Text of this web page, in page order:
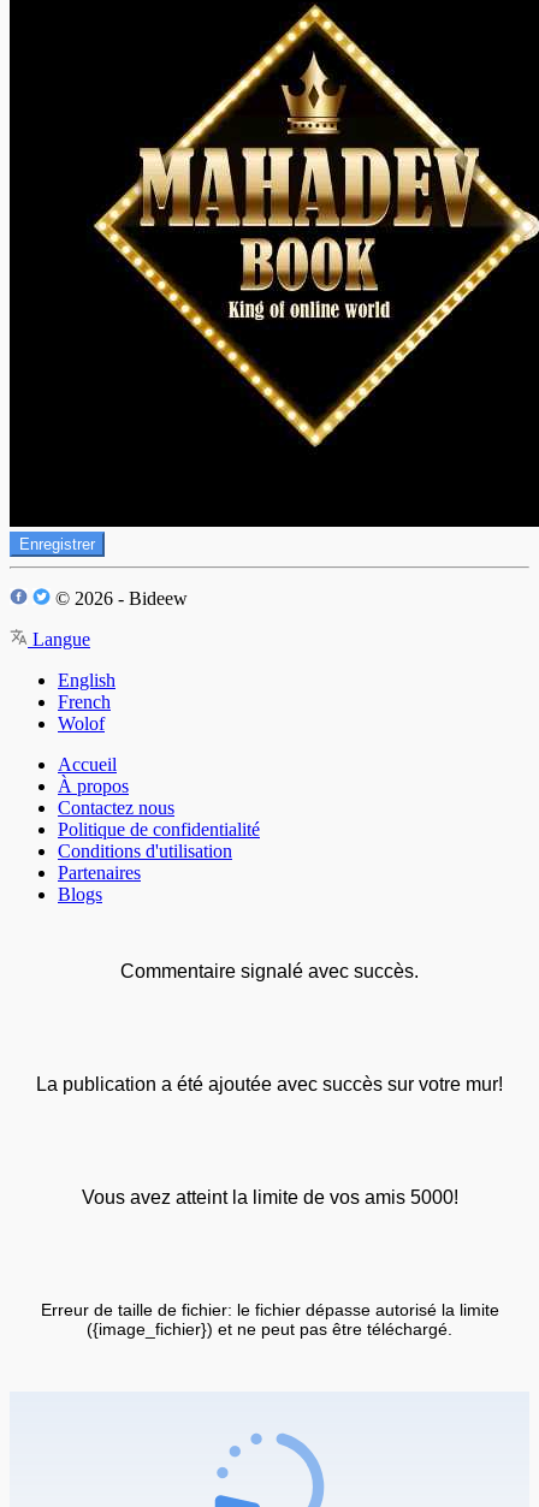
Enregistrer
© 2026 - Bideew
Langue
English
French
Wolof
Accueil
À propos
Contactez nous
Politique de confidentialité
Conditions d'utilisation
Partenaires
Blogs
Commentaire signalé avec succès.
La publication a été ajoutée avec succès sur votre mur!
Vous avez atteint la limite de vos amis 5000!
Erreur de taille de fichier: le fichier dépasse autorisé la limite
({image_fichier}) et ne peut pas être téléchargé.